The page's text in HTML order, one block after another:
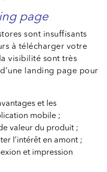
page
sont insuffisants
à télécharger votre
visibilité sont très
landing page pour
et les
mobile ;
valeur du produit ;
l’intérêt en amont ;
et impression